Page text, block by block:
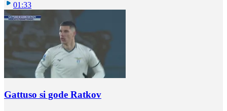
01:33
Gattuso si gode Ratkov